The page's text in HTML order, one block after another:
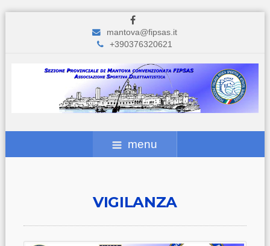
mantova@fipsas.it
+390376320621
menu
VIGILANZA